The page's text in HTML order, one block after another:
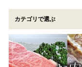
カテゴリで選ぶ